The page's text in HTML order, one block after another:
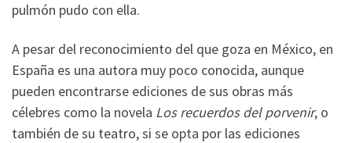
pulmón pudo con ella.
A pesar del reconocimiento del que goza en México, en
España es una autora muy poco conocida, aunque
pueden encontrarse ediciones de sus obras más
célebres como la novela Los recuerdos del porvenir, o
también de su teatro, si se opta por las ediciones